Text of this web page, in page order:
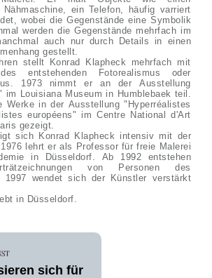
Nähmaschine, ein Telefon, häufig varriert
wobei die Gegenstände eine Symbolik
werden die Gegenstände mehrfach im
auch nur durch Details in einen
gestellt.
stellt Konrad Klapheck mehrfach mit
entstehenden Fotorealismus oder
1973 nimmt er an der Ausstellung
im Louisiana Museum in Humblebaek teil.
Werke in der Ausstellung "Hyperréalistes
européens" im Centre National d'Art
gezeigt.
sich Konrad Klapheck intensiv mit der
lehrt er als Professor für freie Malerei
in Düsseldorf. Ab 1992 entstehen
von Personen des
1997 wendet sich der Künstler verstärkt
in Düsseldorf.
sich für